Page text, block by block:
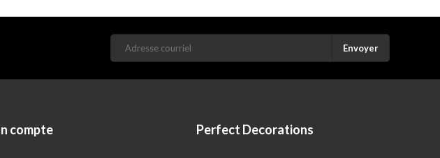
Envoyer
compte Perfect Decorations